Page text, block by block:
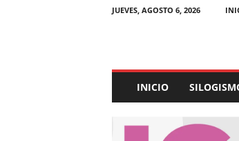
JUEVES, AGOSTO 6, 2026
p
e
INICIO